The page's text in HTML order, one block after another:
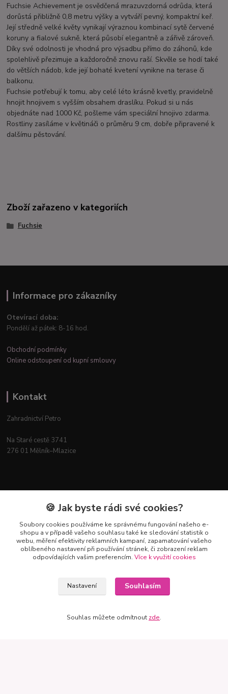
Fuchsie Achievement je osvědčená mrazuvzdorná odrůda, která
dorůstá přibližně 0,8 metru výšky a vytváří pevný, kompaktní keř.
Její středně velké květy vynikají výraznou kombinací sytě červené
koruny a fialové sukně, která působí elegantně a zářivě zároveň.
Díky své odolnosti je vhodná pro výsadbu přímo do záhonů, kde
spolehlivě přezimuje a každoročně znovu raší. Skvěle se hodí také
do větších nádob, kde její bohaté kvetení vynikne na terase či
balkonu.
Fuchsie potřebují k tomu, aby celé léto krásně kvetly, pravidelně
hnojit hnojivem s vyšším obsahem draslíku. Pokud si u nás
objednáte nad 1000 Kč, pošleme vám speciální hnojivo zdarma.
Rostliny zasíláme v květináči o průměru 9 cm, dobře připravené k
dalšímu pěstování.
Zboží zařazeno v kategoriích
Fuchsie
Informace pro zákazníky
Otevírací doba:
Pondělí až pátek: 8-16 hod.
Obchodní podmínky
Online odstoupení od kupní smlouvy
Kontakt
Zahradnictví Petro
Na Staré cestě 3741
276 01 Mělník–Mlazice
🍪 Jak byste rádi své cookies?
Soubory cookies používáme ke správnému fungování našeho e-
shopu a v případě vašeho souhlasu také ke sledování statistik o
webu, měření efektivity reklamních kampaní, zapamatování vašeho
oblíbeného nastavení při používání stránek, či zobrazení reklam
odpovídajících vašim preferencím. Více k využití cookies
Nastavení Souhlasím
Souhlas můžete odmítnout zde.